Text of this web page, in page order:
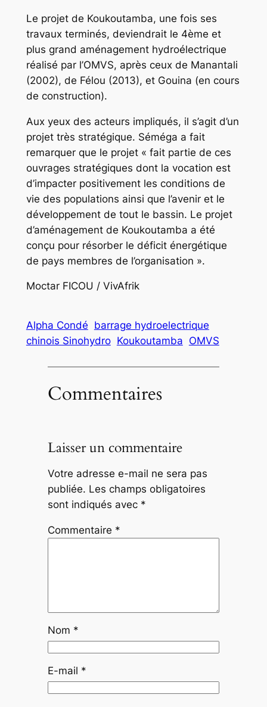
Le projet de Koukoutamba, une fois ses
travaux terminés, deviendrait le 4ème et
plus grand aménagement hydroélectrique
réalisé par l’OMVS, après ceux de Manantali
(2002), de Félou (2013), et Gouina (en cours
de construction).
Aux yeux des acteurs impliqués, il s’agit d’un
projet très stratégique. Séméga a fait
remarquer que le projet « fait partie de ces
ouvrages stratégiques dont la vocation est
d’impacter positivement les conditions de
vie des populations ainsi que l’avenir et le
développement de tout le bassin. Le projet
d’aménagement de Koukoutamba a été
conçu pour résorber le déficit énergétique
de pays membres de l’organisation ».
Moctar FICOU / VivAfrik
Alpha Condé barrage hydroelectrique
chinois Sinohydro Koukoutamba OMVS
Commentaires
Laisser un commentaire
Votre adresse e-mail ne sera pas
publiée. Les champs obligatoires
sont indiqués avec *
Commentaire *
Nom *
E-mail *